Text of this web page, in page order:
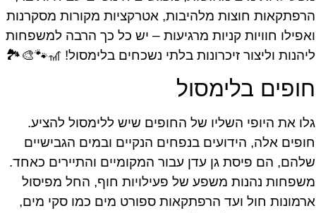
הרפתקאות חוצות מלהיבות, אטרקציות מקורות מסקרנות
ואפילו חוויות קניות מרגיעות – יש כל כך הרבה למשפחות
ליהנות וליצור זיכרונות בלתי נשכחים בלימסול! 🎢🐾🎨🏞️
חופים בלימסול
גלו את היופי השליו של החופים שיש ללימסול להציע.
חופים אלה, הידועים בנפחים הנקיים ובמים הגבישיים
שלהם, הם פיסת גן עדן עבור המקומיים והתיירים כאחד.
משפחות נהנות משפע של פעילויות חוף, החל מפיסול
ארמונות חול ועד הרפתקאות ספורט מים כמו סקי מים,